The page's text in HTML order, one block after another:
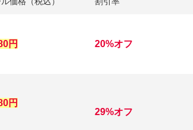
円 20%オフ
円
29%オフ